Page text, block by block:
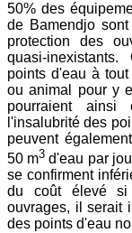
50% des
de Bamendjo
protection des
quasi-
points d'eau à
ou animal pour y
pourraient ainsi
l'insalubrité des
peuvent
50 m3 d'eau par
se confirment
du coût élevé si
ouvrages, il serait
des points d'eau